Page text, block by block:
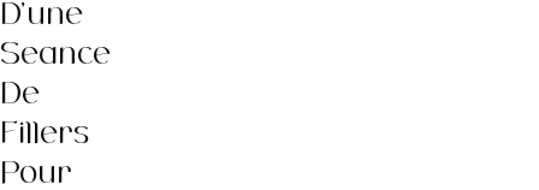
D’une
Séance
De
Fillers
Pour